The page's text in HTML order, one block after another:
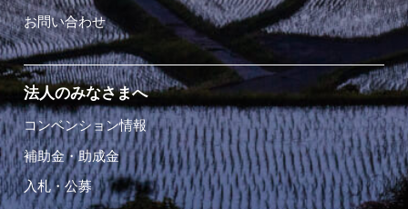
お問い合わせ
法人のみなさまへ
コンベンション情報
補助金・助成金
入札・公募